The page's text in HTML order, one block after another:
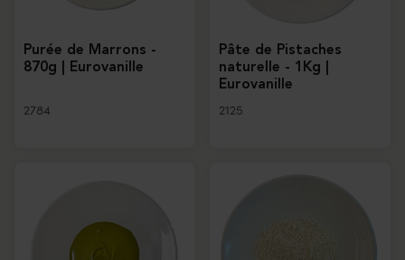
Purée de Marrons -
870g | Eurovanille
2784
Pâte de Pistaches
naturelle - 1Kg |
Eurovanille
2125